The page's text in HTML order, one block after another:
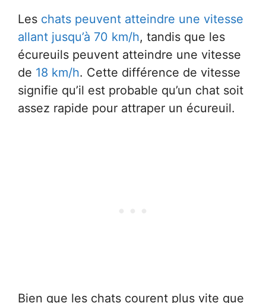
Les chats peuvent atteindre une vitesse
allant jusqu’à 70 km/h, tandis que les
écureuils peuvent atteindre une vitesse
de 18 km/h. Cette différence de vitesse
signifie qu’il est probable qu’un chat soit
assez rapide pour attraper un écureuil.
Bien que les chats courent plus vite que